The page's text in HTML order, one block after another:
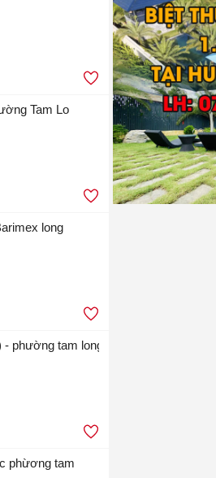
Tam Lo
long
phường tam long
phừơng tam